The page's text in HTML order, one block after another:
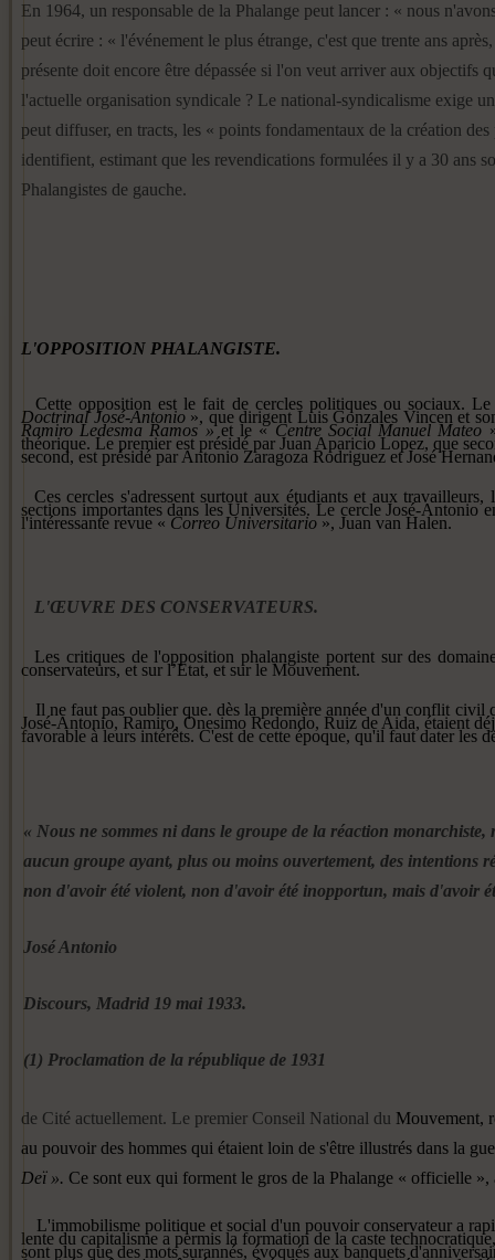
En 1964, un responsable de la Phalange peut lancer : « nous
peut écrire : « l'évé­nement le plus étrange, c'est que trente ans
présente doit encore être dépassée si l'on veut arriver aux
l'actuelle organisation syndicale ? Le national-syndicalisme exige
peut diffuser, en tracts, les « points fondamentaux de la création
identifient, estimant que les revendications formulées il y a 30 ans
Phalangistes de gauche.
L'OPPOSITION PHALANGISTE.
Cette opposition est le fait de cercles politiques ou sociaux.
Doctrinal José-Antonio », que dirigent Luis Gonzales Vincen et
Ramiro Ledesma Ramos »et le « Centre Social Ma­nuel Mateo
théorique. Le premier est présidé par Juan Aparicio Lopez, que
second, est présidé par Antonio Zaragoza Rodriguez et José
Ces cercles s'adressent surtout aux étudiants et aux travailleurs,
sections importantes dans les Universités. Le cercle José-Antonio
l'intéressante revue « Correo Universitario », Juan van Halen.
L'ŒUVRE DES CONSERVATEURS.
Les critiques de l'opposition pha­langiste portent sur des
conservateurs, et sur l’Etat, et sur le Mouvement.
Il ne faut pas oublier que. dès la première année d'un conflit civil
José-Antonio, Ramiro, Onesimo Redondo, Ruiz de Aida, étaient
favorable à leurs intérêts. C'est de cette épo­que, qu'il faut dater les
« Nous ne sommes ni dans le groupe de la réaction
aucun groupe ayant, plus ou moins ouvertement, des intentions
non d'avoir été violent, non d'avoir été inopportun, mais d'avoir
José Antonio
Discours, Madrid 19 mai 1933.
(1) Proclamation de la république de 1931
de Cité actuellement. Le premier Conseil National du Mouvement,
au pou­voir des hommes qui étaient loin de s'être illustrés dans la
Deï ». Ce sont eux qui forment le gros de la Phalange « officielle »,
L'immobilisme politique et so­cial d'un pouvoir conservateur a
lente du capitalisme a permis la formation de la caste
sont plus que des mots surannés, évoqués aux banquets